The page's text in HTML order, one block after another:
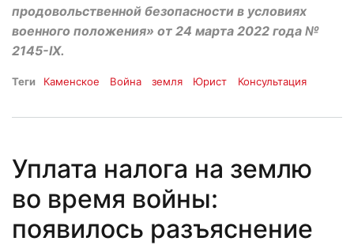
продовольственной безопасности в условиях
военного положения» от 24 марта 2022 года №
2145-IX.
Теги Каменское Война земля Юрист Консультация
Уплата налога на землю
во время войны:
появилось разъяснение